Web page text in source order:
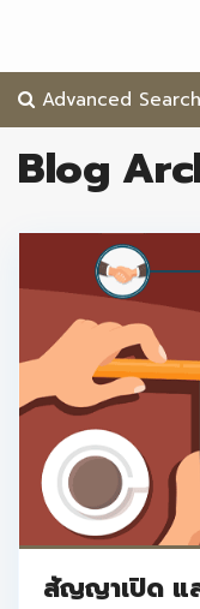
Advanced Search
Blog
สัญญาเปิด แ